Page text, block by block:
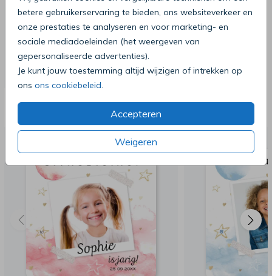
betere gebruikerservaring te bieden, ons websiteverkeer en
onze prestaties te analyseren en voor marketing- en
sociale mediadoeleinden (het weergeven van
gepersonaliseerde advertenties).
Je kunt jouw toestemming altijd wijzigen of intrekken op
ons ons cookiebeleid.
Accepteren
Weigeren
Deze producten zijn wellicht ook iets